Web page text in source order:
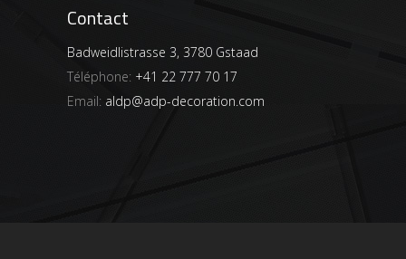
Contact
Badweidlistrasse 3, 3780 Gstaad
Téléphone: +41 22 777 70 17
Email: aldp@adp-decoration.com